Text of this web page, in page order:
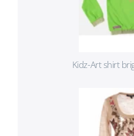
Kidz-Art shirt